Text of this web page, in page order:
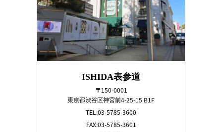
ISHIDA表参道
〒150-0001
東京都渋谷区神宮前4-25-15 B1F
TEL:03-5785-3600
FAX:03-5785-3601